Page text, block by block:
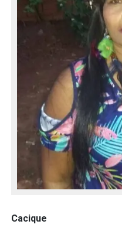
Cacique